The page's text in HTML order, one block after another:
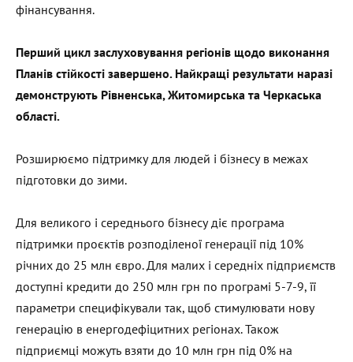
фінансування.
Перший цикл заслуховування регіонів щодо виконання
Планів стійкості завершено. Найкращі результати наразі
демонструють Рівненська, Житомирська та Черкаська
області.
Розширюємо підтримку для людей і бізнесу в межах
підготовки до зими.
Для великого і середнього бізнесу діє програма
підтримки проєктів розподіленої генерації під 10%
річних до 25 млн євро. Для малих і середніх підприємств
доступні кредити до 250 млн грн по програмі 5-7-9, її
параметри специфікували так, щоб стимулювати нову
генерацію в енергодефіцитних регіонах. Також
підприємці можуть взяти до 10 млн грн під 0% на